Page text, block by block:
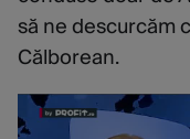
să ne descurcăm
Călborean.